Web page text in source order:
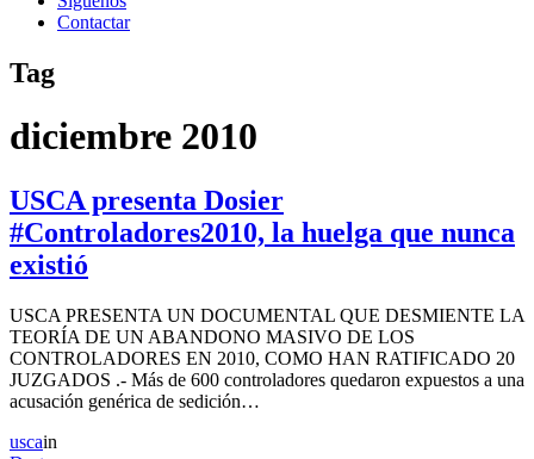
Contactar
Tag
diciembre 2010
USCA presenta Dosier
#Controladores2010, la huelga que nunca
existió
USCA PRESENTA UN DOCUMENTAL QUE DESMIENTE LA
TEORÍA DE UN ABANDONO MASIVO DE LOS
CONTROLADORES EN 2010, COMO HAN RATIFICADO 20
JUZGADOS .- Más de 600 controladores quedaron expuestos a una
acusación genérica de sedición…
uscain